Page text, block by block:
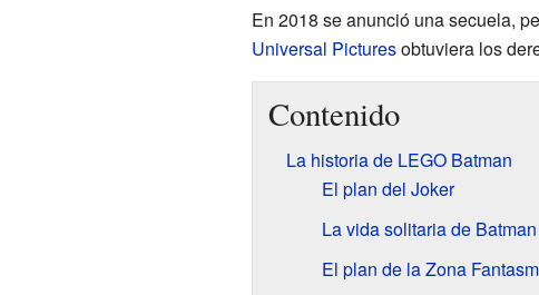
En 2018 se anunció una secuela,
Universal Picturesobtuviera los
Contenido
La historia de LEGO Batman
El plan del Joker
La vida solitaria de Batman
El plan de la Zona